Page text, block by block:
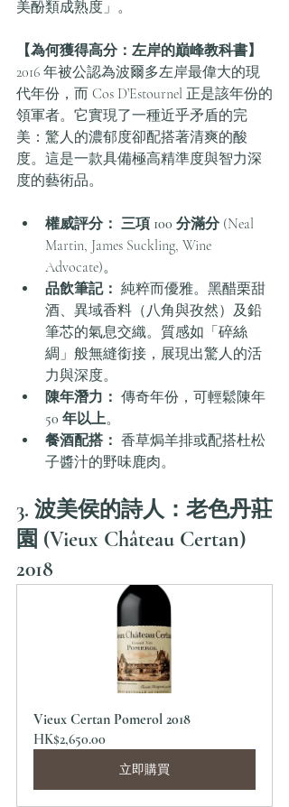
美酚類成熟度」。
【為何獲得高分：左岸的巔峰教科書】
2016 年被公認為波爾多左岸最偉大的現
代年份，而 Cos D’Estournel 正是該年份的
領軍者。它實現了一種近乎矛盾的完
美：驚人的濃郁度卻配搭著清爽的酸
度。這是一款具備極高精準度與智力深
度的藝術品。
權威評分： 三項 100 分滿分 (Neal
Martin, James Suckling, Wine
Advocate)。
品飲筆記： 純粹而優雅。黑醋栗甜
酒、異域香料（八角與孜然）及鉛
筆芯的氣息交織。質感如「碎絲
綢」般無縫銜接，展現出驚人的活
力與深度。
陳年潛力： 傳奇年份，可輕鬆陳年
50 年以上。
餐酒配搭： 香草焗羊排或配搭杜松
子醬汁的野味鹿肉。
3. 波美侯的詩人：老色丹莊
園 (Vieux Château Certan)
2018
Vieux Certan Pomerol 2018
HK$2,650.00
立即購買